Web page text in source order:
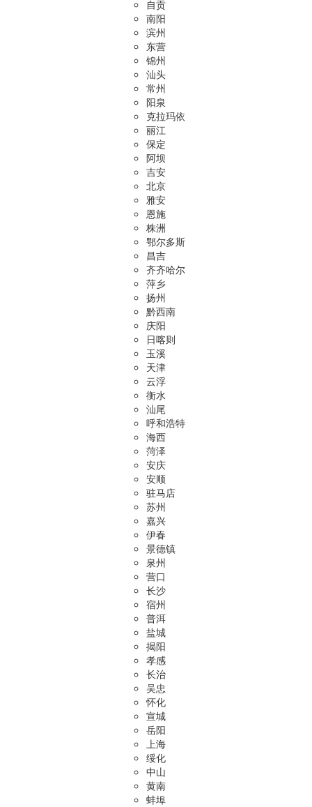
自贡
南阳
滨州
东营
锦州
汕头
常州
阳泉
克拉玛依
丽江
保定
阿坝
吉安
北京
雅安
恩施
株洲
鄂尔多斯
昌吉
齐齐哈尔
萍乡
扬州
黔西南
庆阳
日喀则
玉溪
天津
云浮
衡水
汕尾
呼和浩特
海西
菏泽
安庆
安顺
驻马店
苏州
嘉兴
伊春
景德镇
泉州
营口
长沙
宿州
普洱
盐城
揭阳
孝感
长治
吴忠
怀化
宣城
岳阳
上海
绥化
中山
黄南
蚌埠